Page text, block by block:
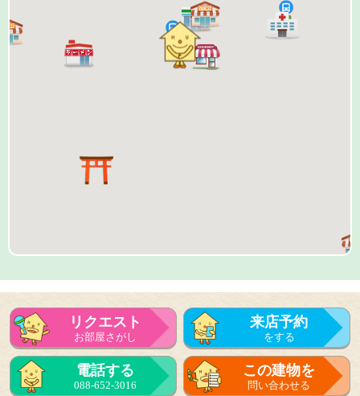
リクエスト
お部屋さがし
来店予約
をする
来店予約
をする
電話する
088-652-3016
この建物を
問い合わせる